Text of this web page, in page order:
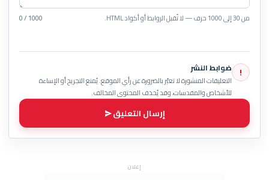
من 30 إلى 1000 حرف — لا تُقبل الروابط أو أكواد HTML. 0 / 1000
! ضوابط النشر
التعليقات المنشورة لا تعبّر بالضرورة عن رأي الموقع. يُمنع التجريح أو الإساءة
للأشخاص والمقدسات، وقد يُحذف المحتوى المخالف.
إرسال التعليق
إعلان